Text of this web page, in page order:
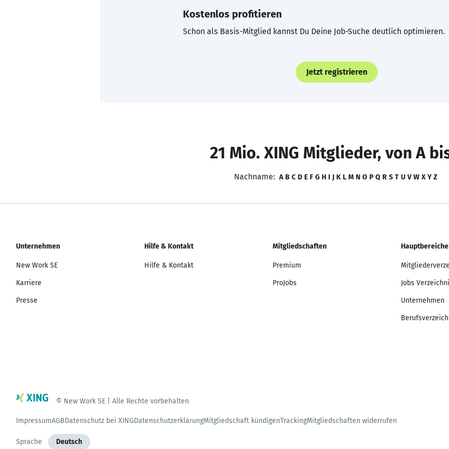
Kostenlos profitieren
Schon als Basis-Mitglied kannst Du Deine Job-Suche deutlich optimieren.
Jetzt registrieren
21 Mio. XING Mitglieder, von A
Nachname: A B C D E F G H I J K L M N O P Q R S T U V W X Y Z
Unternehmen
New Work SE
Karriere
Presse
Hilfe & Kontakt
Hilfe & Kontakt
Mitgliedschaften
Premium
ProJobs
Hauptbereiche
Jobs
Unternehmen
© New Work SE | Alle Rechte vorbehalten
ImpressumAGBDatenschutz bei XINGDatenschutzerklärungMitgliedschaft kündigenTrackingMitgliedschaften widerrufen
Sprache Deutsch